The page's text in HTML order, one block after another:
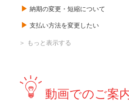
価格表にない部数の価格が知りた
納期の変更・短縮について
支払い方法を変更したい
ポイントは購入金額に応じてすべ
付きますか ?
動画でのご案